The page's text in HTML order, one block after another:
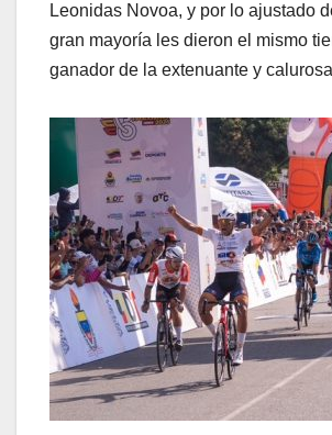
Leonidas Novoa, y por lo ajustado
gran mayoría les dieron el mismo
ganador de la extenuante y